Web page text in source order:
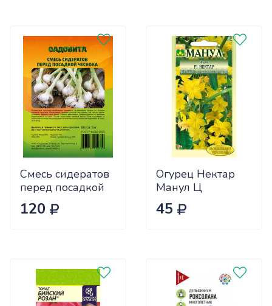
Смесь сидератов
перед посадкой
чеснока 0,5кг
САДОВИТА
120
Огурец Нектар
Манул Ц
45